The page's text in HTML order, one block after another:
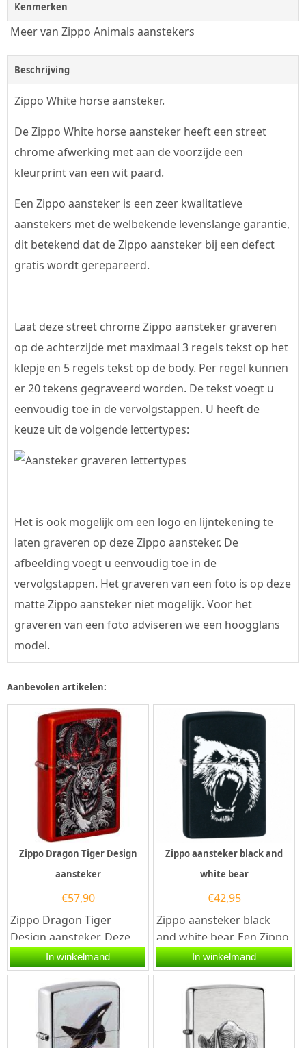
Kenmerken
Meer van Zippo Animals aanstekers
Beschrijving
Zippo White horse aansteker.
De Zippo White horse aansteker heeft een street
chrome afwerking met aan de voorzijde een
kleurprint van een wit paard.
Een Zippo aansteker is een zeer kwalitatieve
aanstekers met de welbekende levenslange garantie,
dit betekend dat de Zippo aansteker bij een defect
gratis wordt gerepareerd.
Laat deze street chrome Zippo aansteker graveren
op de achterzijde met maximaal 3 regels tekst op het
klepje en 5 regels tekst op de body. Per regel kunnen
er 20 tekens gegraveerd worden. De tekst voegt u
eenvoudig toe in de vervolgstappen. U heeft de
keuze uit de volgende lettertypes:
Het is ook mogelijk om een logo en lijntekening te
laten graveren op deze Zippo aansteker. De
afbeelding voegt u eenvoudig toe in de
vervolgstappen. Het graveren van een foto is op deze
matte Zippo aansteker niet mogelijk. Voor het
graveren van een foto adviseren we een hoogglans
model.
Aanbevolen artikelen:
Zippo Dragon Tiger Design
aansteker
€57,90
Zippo Dragon Tiger
Design aansteker. Deze
Zippo aansteker
is Metallic red...
In winkelmand
Zippo aansteker black and
white bear
€42,95
Zippo aansteker black
and white bear. Een Zippo
aansteker is een
kwalitatief
goede aansteker met...
In winkelmand